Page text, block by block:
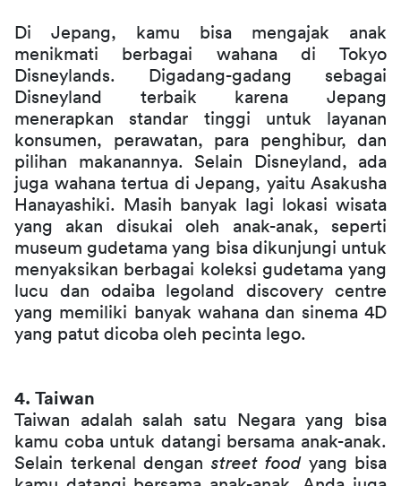
Di Jepang, kamu bisa mengajak anak
menikmati berbagai wahana di Tokyo
Disneylands. Digadang-gadang sebagai
Disneyland terbaik karena Jepang
menerapkan standar tinggi untuk layanan
konsumen, perawatan, para penghibur, dan
pilihan makanannya. Selain Disneyland, ada
juga wahana tertua di Jepang, yaitu Asakusha
Hanayashiki. Masih banyak lagi lokasi wisata
yang akan disukai oleh anak-anak, seperti
museum gudetama yang bisa dikunjungi untuk
menyaksikan berbagai koleksi gudetama yang
lucu dan odaiba legoland discovery centre
yang memiliki banyak wahana dan sinema 4D
yang patut dicoba oleh pecinta lego.
4. Taiwan
Taiwan adalah salah satu Negara yang bisa
kamu coba untuk datangi bersama anak-anak.
Selain terkenal dengan street food yang bisa